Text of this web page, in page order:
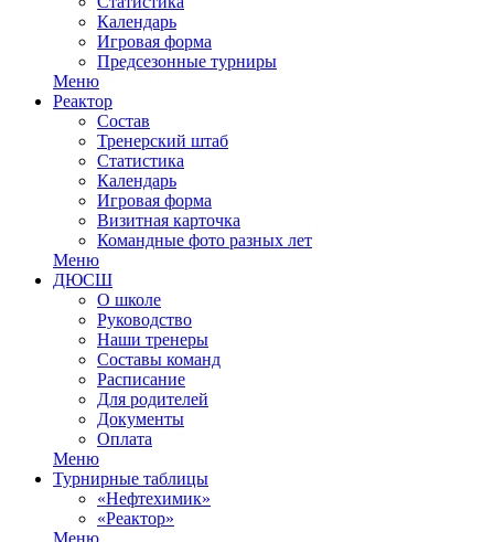
Календарь
Игровая форма
Предсезонные турниры
Меню
Реактор
Состав
Тренерский штаб
Статистика
Календарь
Игровая форма
Визитная карточка
Командные фото разных лет
Меню
ДЮСШ
О школе
Руководство
Наши тренеры
Составы команд
Расписание
Для родителей
Документы
Оплата
Меню
Турнирные таблицы
«Нефтехимик»
«Реактор»
Меню